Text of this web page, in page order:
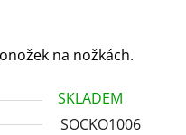
na nožkách.
SKLADEM
SOCKO1006